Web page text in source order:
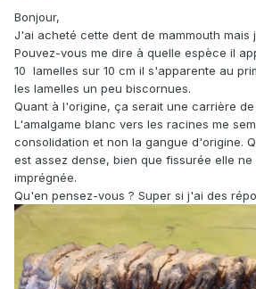
Bonjour,
J'ai acheté cette dent de mammouth mais
Pouvez-vous me dire à quelle espèce il
10 lamelles sur 10 cm il s'apparente au
les lamelles un peu biscornues.
Quant à l'origine, ça serait une carrière
L'amalgame blanc vers les racines me
consolidation et non la gangue d'origine.
est assez dense, bien que fissurée elle
imprégnée.
Qu'en pensez-vous ? Super si j'ai des